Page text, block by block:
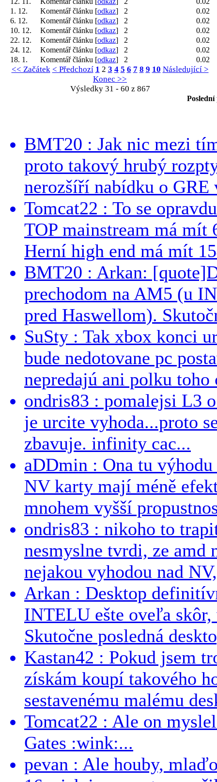
1. 12.
Komentář článku [odkaz] 2
0.02
6. 12.
Komentář článku [odkaz] 2
0.02
10. 12.
Komentář článku [odkaz] 2
0.02
22. 12.
Komentář článku [odkaz] 2
0.02
24. 12.
Komentář článku [odkaz] 2
0.02
18. 1.
Komentář článku [odkaz] 2 0.02
<< Začátek < Předchozí 1 2 3 4 5 6 7 8 9 10 Následující >
Konec >>
Výsledky 31 - 60 z 867
BMT20 : Jak nic mezi
proto takový hrubý
nerozšíří nabídku o GRE
Tomcat22 : To se
TOP mainstream má
Herní high end má mít
BMT20 : Arkan:
prechodom na AM5 (u
pred Haswellom).
SuSty : Tak xbox konci
bude nedotovane pc
nepredajú ani polku toho
ondris83 : pomalejsi L3
je urcite vyhoda...proto
zbavuje. infinity cac...
aDDmin : Ona tu
NV karty mají méně
mnohem vyšší
ondris83 : nikoho to
nesmyslne tvrdi, ze
nejakou vyhodou nad
Arkan : Desktop
INTELU ešte oveľa
Skutočne posledná
Kastan42 : Pokud jsem
získám koupí takového
sestavenému malému
Tomcat22 : Ale on
Gates :wink:...
pevan : Ale houby,